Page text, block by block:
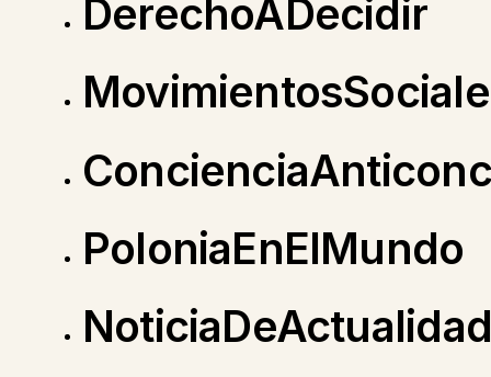
DerechoADecidir
PoloniaEnElMundo
NoticiaDeActualidad